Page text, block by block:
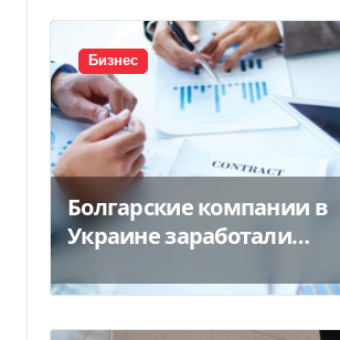
Бизнес
Болгарские компании в
Украине заработали
кто в лидерах